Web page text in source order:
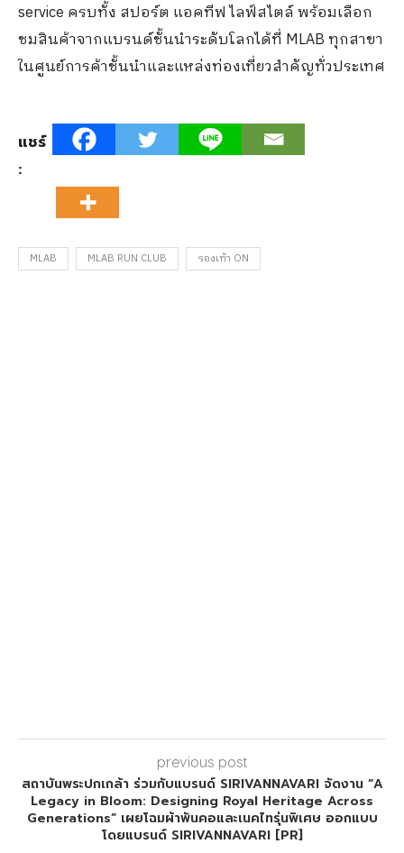
service ครบทั้ง สปอร์ต แอคทีฟ ไลฟ์สไตล์ พร้อมเลือก
ชมสินค้าจากแบรนด์ชั้นนำระดับโลกได้ที่ MLAB ทุกสาขา
ในศูนย์การค้าชั้นนำและแหล่งท่องเที่ยวสำคัญทั่วประเทศ
แชร์
:
MLAB MLAB RUN CLUB รองเท้า ON
previous post
สถาบันพระปกเกล้า ร่วมกับแบรนด์ SIRIVANNAVARI จัดงาน “A
Legacy in Bloom: Designing Royal Heritage Across
Generations” เผยโฉมผ้าพันคอและเนคไทรุ่นพิเศษ ออกแบบ
โดยแบรนด์ SIRIVANNAVARI [PR]